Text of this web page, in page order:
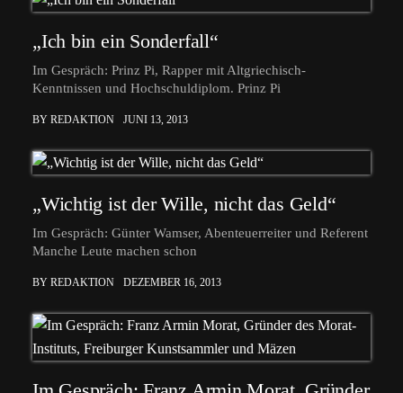
„Ich bin ein Sonderfall“
Im Gespräch: Prinz Pi, Rapper mit Altgriechisch-
Kenntnissen und Hochschuldiplom. Prinz Pi
BY REDAKTION JUNI 13, 2013
„Wichtig ist der Wille, nicht das Geld“
Im Gespräch: Günter Wamser, Abenteuerreiter und Referent
Manche Leute machen schon
BY REDAKTION DEZEMBER 16, 2013